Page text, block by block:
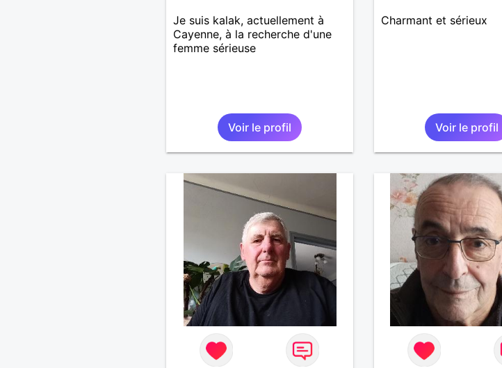
Je suis kalak, actuellement à
Cayenne, à la recherche d'une
femme sérieuse
Voir le profil
Charmant et sérieux
Voir le profil